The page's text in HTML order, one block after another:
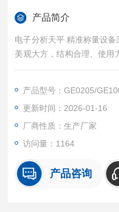
产品简介
电子分析天平 精准称量设备
美观大方，结构合理、使用
量范围广、高精度、超稳定
产品型号：GE0205/
更新时间：2026-01-16
厂商性质：生产厂家
访问量：1164
产品咨询